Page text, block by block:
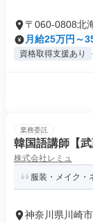
〒060-0808北
月給25万円～
資格取得支援あり
業務委託
韓国語講師【武
株式会社レミュ
服装・メイク・
神奈川県川崎